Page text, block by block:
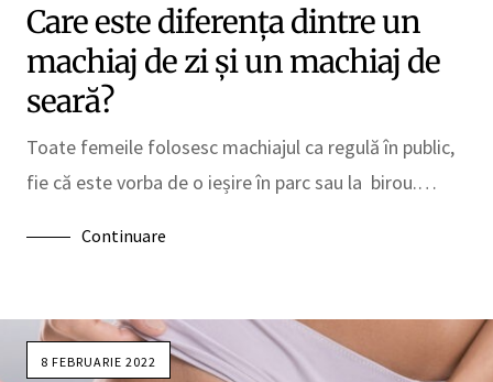
Care este diferența dintre un
machiaj de zi și un machiaj de
seară?
Toate femeile folosesc machiajul ca regulă în public,
fie că este vorba de o ieșire în parc sau la birou.…
Continuare
8 FEBRUARIE 2022